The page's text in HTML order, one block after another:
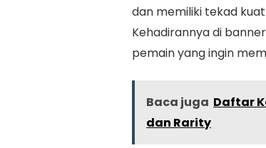
dan memiliki tekad
Kehadirannya di
pemain yang ingin
Baca juga Daftar
dan Rarity